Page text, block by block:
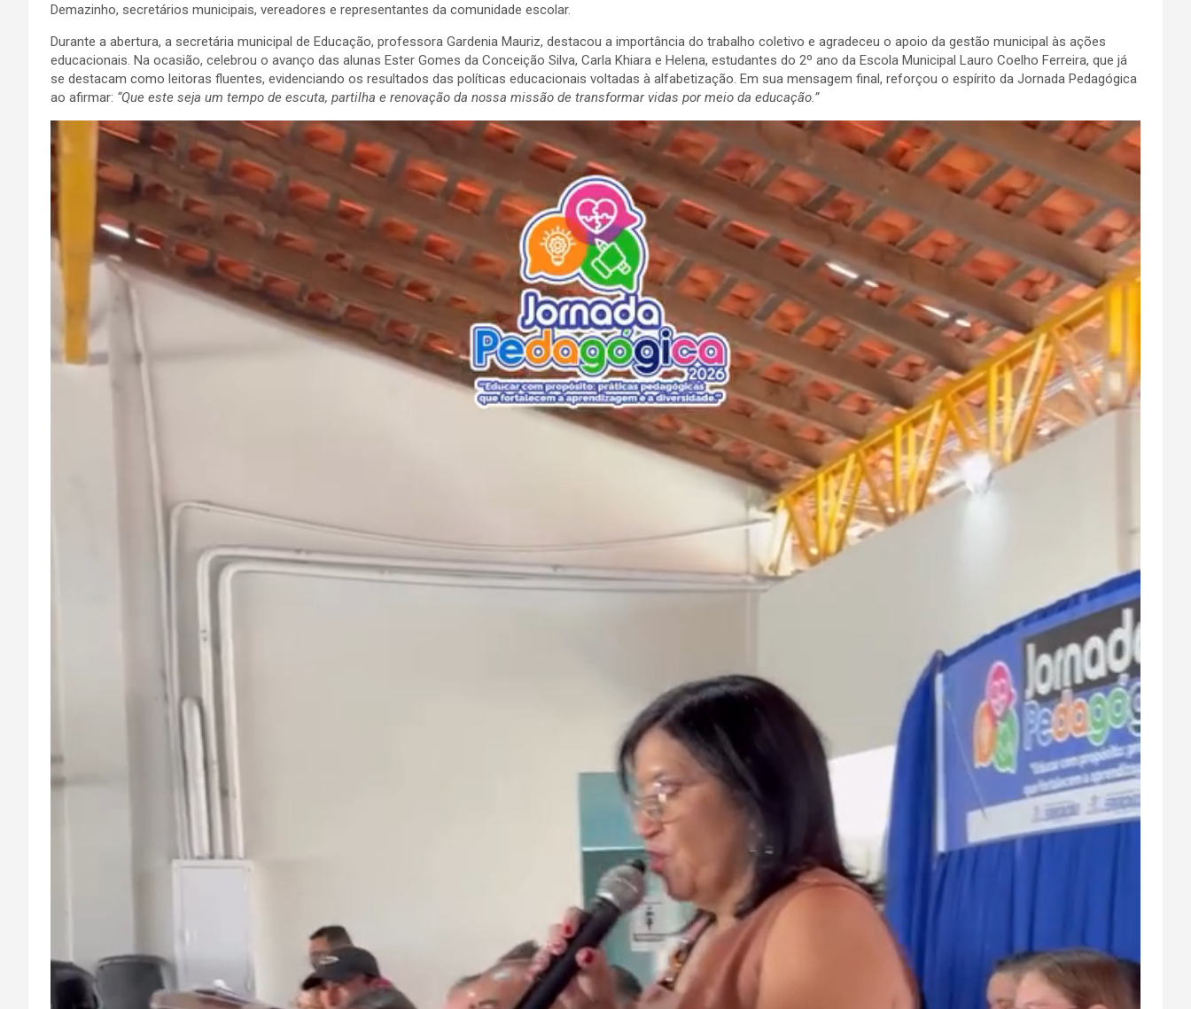
Demazinho, secretários municipais, vereadores e representantes da comunidade escolar.
Durante a abertura, a secretária municipal de Educação, professora Gardenia Mauriz, destacou a importância do trabalho coletivo e agradeceu o apoio da gestão municipal às ações
educacionais. Na ocasião, celebrou o avanço das alunas Ester Gomes da Conceição Silva, Carla Khiara e Helena, estudantes do 2º ano da Escola Municipal Lauro Coelho Ferreira, que já
se destacam como leitoras fluentes, evidenciando os resultados das políticas educacionais voltadas à alfabetização. Em sua mensagem final, reforçou o espírito da Jornada Pedagógica
ao afirmar: “Que este seja um tempo de escuta, partilha e renovação da nossa missão de transformar vidas por meio da educação.”